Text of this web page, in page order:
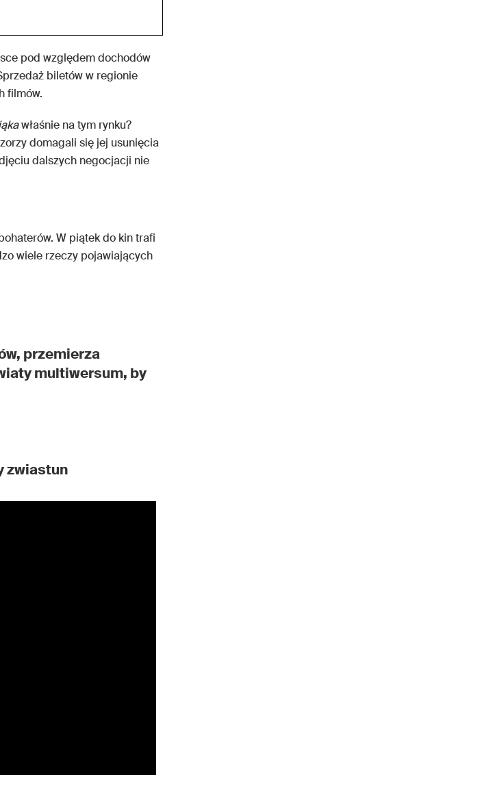
pod względem dochodów
biletów w regionie
filmów.
właśnie na tym rynku?
domagali się jej usunięcia
dalszych negocjacji nie
W piątek do kin trafi
wiele rzeczy pojawiających
przemierza
multiwersum, by
zwiastun